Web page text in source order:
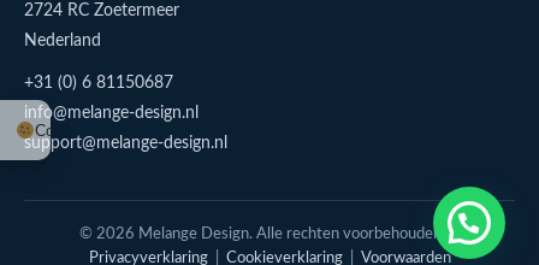
Cookie-instellingen
Stuur me een appje
2724 RC Zoetermeer
Nederland
+31 (0) 6 81150687
info@melange-design.nl
support@melange-design.nl
© 2026 Melange Design. Alle rechten voorbehouden. |
Privacyverklaring| Cookieverklaring| Voorwaarden